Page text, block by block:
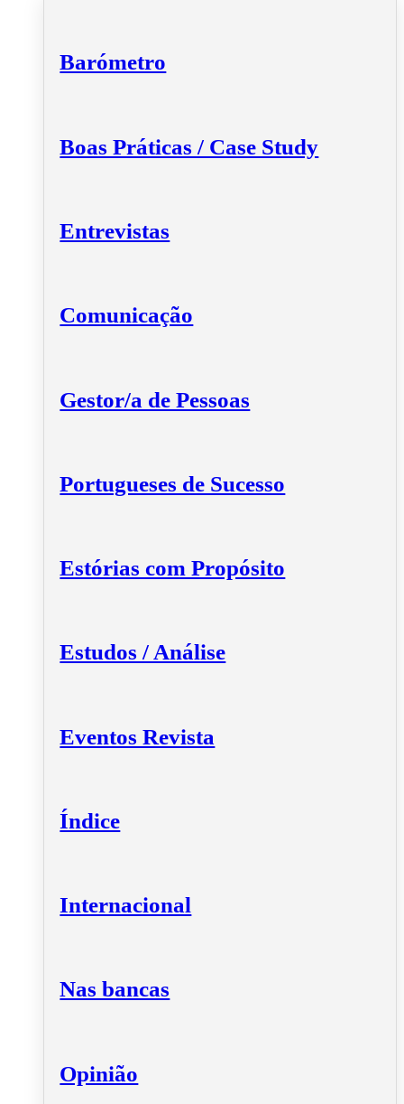
Barómetro
Boas Práticas / Case Study
Entrevistas
Comunicação
Gestor/a de Pessoas
Portugueses de Sucesso
Estórias com Propósito
Estudos / Análise
Eventos Revista
Índice
Internacional
Nas bancas
Opinião